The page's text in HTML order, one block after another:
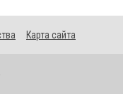
Карта сайта